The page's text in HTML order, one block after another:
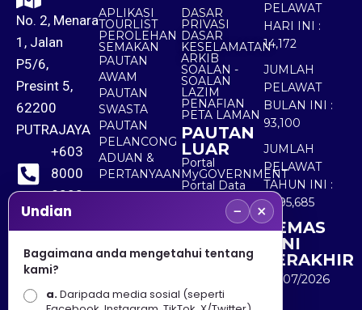
No. 2, Menara
1, Jalan
P5/6,
Presint 5,
62200
PUTRAJAYA
+603
8000
8000
+603
8891
7100
APLIKASI
TOURLIST
PEROLEHAN
SEMAKAN
PAUTAN
AWAM
PAUTAN
SWASTA
PAUTAN
PELANCONG
ADUAN &
PERTANYAAN
DASAR
PRIVASI
DASAR
KESELAMATAN
ARKIB
SOALAN -
SOALAN
LAZIM
PENAFIAN
PETA LAMAN
PAUTAN
LUAR
Portal
MyGOVERNMENT
Portal Data
Terbuka
Sektor Awam
PELAWAT
HARI INI :
14,172
JUMLAH
PELAWAT
BULAN INI :
93,100
JUMLAH
PELAWAT
TAHUN INI :
5,495,685
KEMAS
KINI
TERAKHIR
30/07/2026
Undian − ×
Bagaimana anda mengetahui tentang
kami?
a.Daripada media sosial (seperti